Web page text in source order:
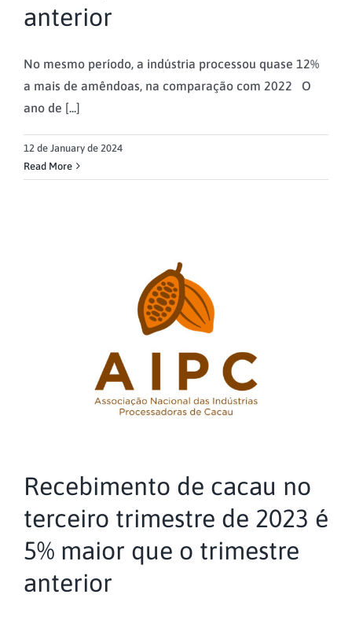
anterior
No mesmo período, a indústria processou quase 12%
a mais de amêndoas, na comparação com 2022 O
ano de [...]
12 de January de 2024
Read More
Recebimento de cacau no
terceiro trimestre de 2023 é
5% maior que o trimestre
anterior